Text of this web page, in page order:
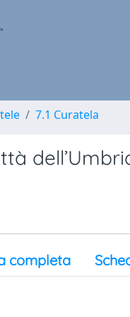
7.1 Curatela
completa